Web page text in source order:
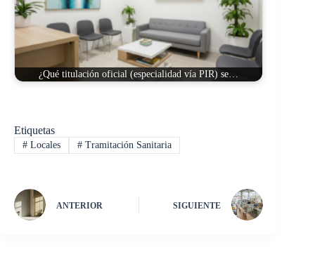
¿Qué titulación oficial (especialidad vía PIR) se…
Etiquetas
#Locales #Tramitación Sanitaria
ANTERIOR SIGUIENTE